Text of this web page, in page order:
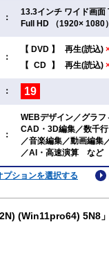
：
13.3インチ ワイド画面
Full HD （1920× 1080）
：
【 DVD 】 再生(読込)
【 CD 】 再生(読込)
： 19
：
WEBデザイン／グラフ
CAD・3D編集／数千
／音楽編集／動画編集
／AI・高速演算 など
プションを選択する
(Win11pro64) 5N8